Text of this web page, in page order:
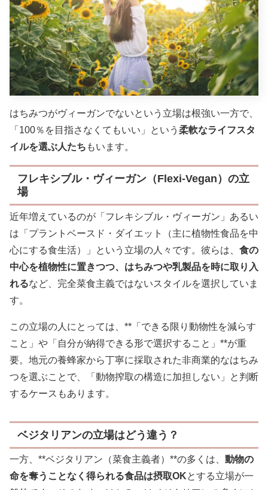
はちみつがヴィーガンでないという立場は根強い一方で、
「100％を目指さなくてもいい」という 柔軟なライフスタ
イルを選ぶ人たち もいます。
フレキシブル・ヴィーガン（Flexi-Vegan）の立
場
近年増えているのが「フレキシブル・ヴィーガン」あるい
は「プラントベースド・ダイエット（主に植物性食品を中
心にする食生活）」という立場の人々です。彼らは、 食の
中心を植物性に置きつつ、はちみつや乳製品を時に取り入
れるなど、完全菜食主義ではないスタイルを選択していま
す。
この立場の人にとっては、**「できる限り動物性を減らす
こと」や「自分が納得できる形で選択すること」**が重
要。地元の養蜂家から丁寧に採取された非商業的なはちみ
つを選ぶことで、「動物搾取の構造に加担しない」と判断
するケースもあります。
ベジタリアンの立場はどう違う？
一方、**ベジタリアン（菜食主義者）**の多くは、 動物の
命を奪うことなく得られる食品は摂取OKとする立場が一